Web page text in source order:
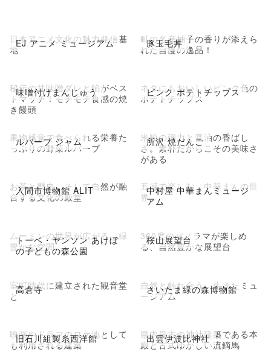
EJ アニメ ミュージアム
日本アニメ文化の魅力発信基
地
豚玉毛丼
町の名産柚子の香りが添えら
れた自慢の逸品！
味噌付けまんじゅう
秘伝の甘味噌ダレと餡がベス
トマッチ！モチモチ食感の焼
き饅頭
ピンク ポテトチップス
ネタにもおいしいピンク色の
ポテトチップス
ルバーブ ジャム
果物感覚で食べられる栄養た
っぷりの野菜ルバーブ
所沢 焼だんご
米粉の弾力と醤油の香ばし
さ。素朴だからこその美味さ
がある
入間市博物館 ALIT
お茶と歴史、そして自然が融
合する文化の殿堂
中村屋 中華まんミュージ
アム
五感で楽しむ、中華まんの世
界
トーベ・ヤンソン あけぼ
の子どもの森公園
ムーミンの世界が広がる、緑
豊かな空間
桜山展望台
360度のパノラマが楽しめ
る、自然豊かな展望台
高倉寺
室町時代に建立された観音堂
と
さいたま緑の森博物館
自然と触れ合う、生きたミュ
ージアム
旧石川組製糸西洋館
映画やドラマのロケ地として
も利用される建築
出雲伊波比神社
県内最古の神社建築である本
殿と古式ゆかしい流鏑馬